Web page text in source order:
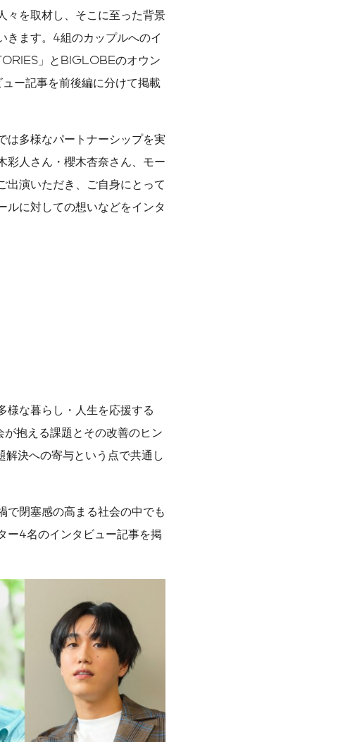
々を取材し、そこに至った背景
きます。4組のカップルへのイ
」とBIGLOBEのオウン
ー記事を前後編に分けて掲載
は多様なパートナーシップを実
彩人さん・櫻木杏奈さん、モー
出演いただき、ご自身にとって
ルに対しての想いなどをインタ
様な暮らし・人生を応援する
抱える課題とその改善のヒン
決への寄与という点で共通し
で閉塞感の高まる社会の中でも
ー4名のインタビュー記事を掲